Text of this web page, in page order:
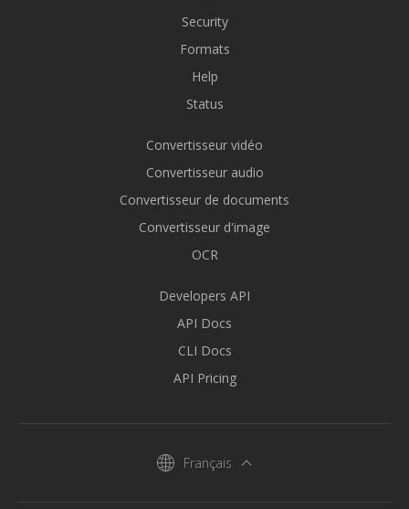
Security
Formats
Help
Status
Convertisseur vidéo
Convertisseur audio
Convertisseur de documents
Convertisseur d'image
OCR
Developers API
API Docs
CLI Docs
API Pricing
Français